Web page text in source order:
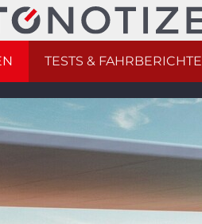
TESTS & FAHRBERICHTE